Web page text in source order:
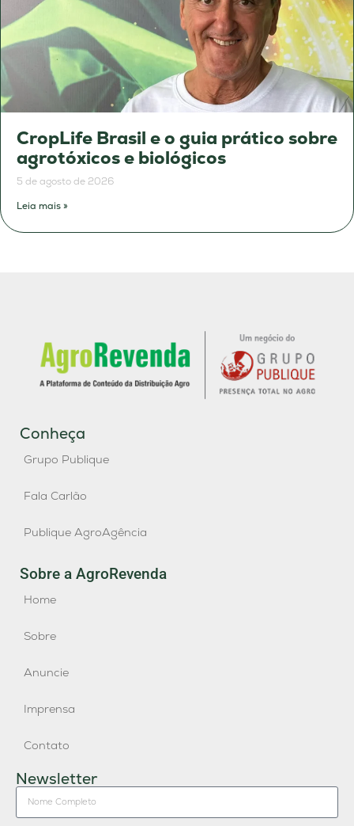
CropLife Brasil e o guia prático sobre
agrotóxicos e biológicos
5 de agosto de 2026
Leia mais »
Conheça
Grupo Publique
Fala Carlão
Publique AgroAgência
Sobre a AgroRevenda
Home
Sobre
Anuncie
Imprensa
Contato
Newsletter